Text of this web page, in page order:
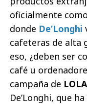
oficialmente
donde De’Longhi
cafeteras de alta
eso, ¿deben ser
café u
campaña de
De’Longhi, que